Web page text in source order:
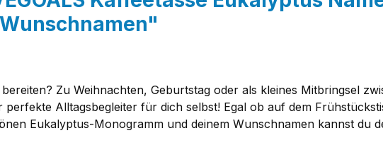
Zu Weihnachten, Geburtstag oder als kleines Mitbringsel
Alltagsbegleiter für dich selbst! Egal ob auf dem
Eukalyptus-Monogramm und deinem Wunschnamen kannst du